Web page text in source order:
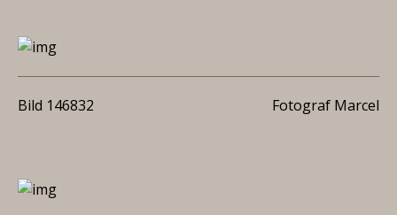
Bild 146832 Fotograf Marcel